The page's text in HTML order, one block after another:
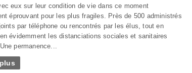
eux sur leur condition de vie dans ce moment
éprouvant pour les plus fragiles. Près de 500 administrés
par téléphone ou rencontrés par les élus, tout en
évidemment les distanciations sociales et sanitaires
permanence...